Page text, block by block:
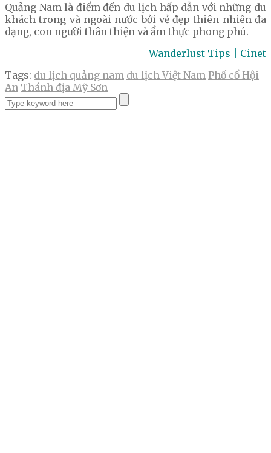
Quảng Nam là điểm đến du lịch hấp dẫn với những du
khách trong và ngoài nước bởi vẻ đẹp thiên nhiên đa
dạng, con người thân thiện và ẩm thực phong phú.
Wanderlust Tips | Cinet
Tags: du lịch quảng nam du lịch Việt Nam Phố cổ Hội
An Thánh địa Mỹ Sơn